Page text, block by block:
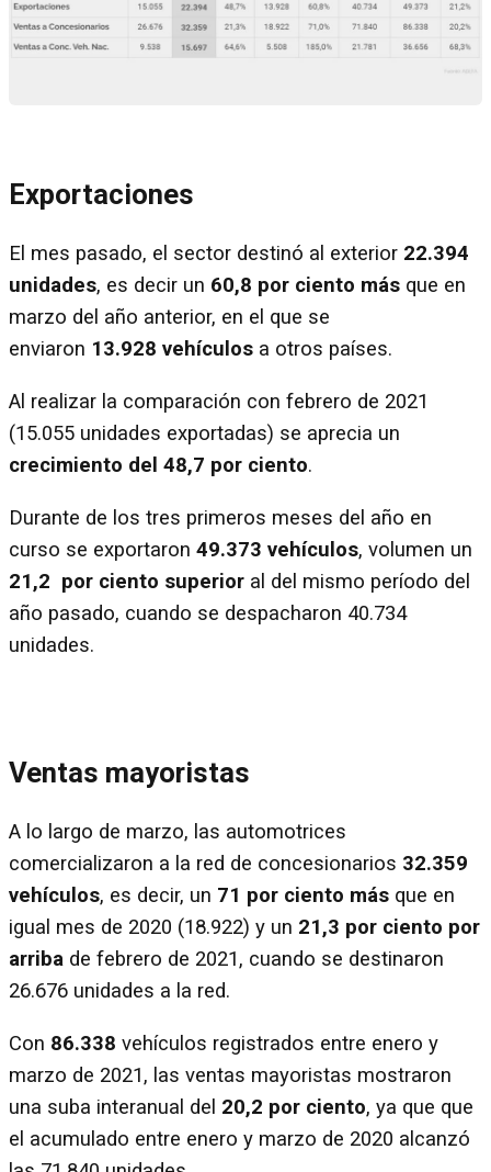
Exportaciones
El mes pasado, el sector destinó al exterior 22.394
unidades, es decir un 60,8 por ciento más que en
marzo del año anterior, en el que se
enviaron 13.928 vehículos a otros países.
Al realizar la comparación con febrero de 2021
(15.055 unidades exportadas) se aprecia un
crecimiento del 48,7 por ciento.
Durante de los tres primeros meses del año en
curso se exportaron 49.373 vehículos, volumen un
21,2 por ciento superior al del mismo período del
año pasado, cuando se despacharon 40.734
unidades.
Ventas mayoristas
A lo largo de marzo, las automotrices
comercializaron a la red de concesionarios 32.359
vehículos, es decir, un 71 por ciento más que en
igual mes de 2020 (18.922) y un 21,3 por ciento por
arriba de febrero de 2021, cuando se destinaron
26.676 unidades a la red.
Con 86.338 vehículos registrados entre enero y
marzo de 2021, las ventas mayoristas mostraron
una suba interanual del 20,2 por ciento, ya que que
el acumulado entre enero y marzo de 2020 alcanzó